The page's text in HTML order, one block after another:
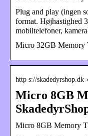
Plug and play (ingen
format. Højhastighed
mobiltelefoner,
Micro 32GB Memory
http s://
Micro 8GB
Micro 8GB Memory